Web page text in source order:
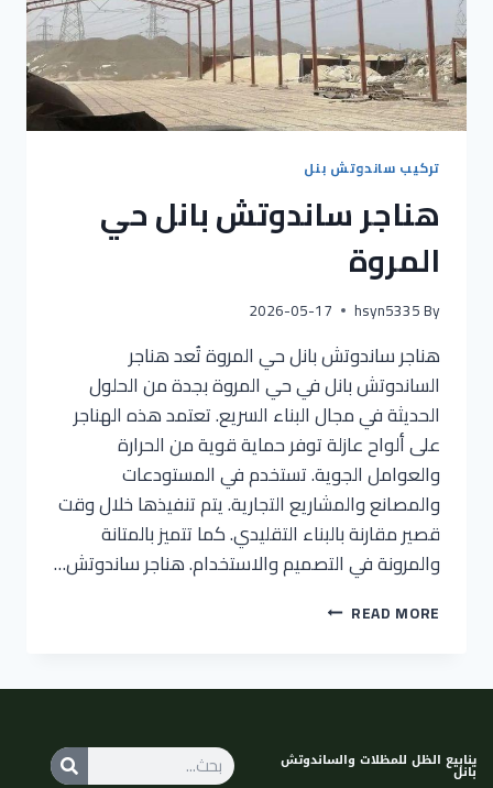
تركيب ساندوتش بنل
هناجر ساندوتش بانل حي
المروة
By
hsyn5335
2026-05-17
هناجر ساندوتش بانل حي المروة تُعد هناجر
الساندوتش بانل في حي المروة بجدة من الحلول
الحديثة في مجال البناء السريع. تعتمد هذه الهناجر
على ألواح عازلة توفر حماية قوية من الحرارة
والعوامل الجوية. تستخدم في المستودعات
والمصانع والمشاريع التجارية. يتم تنفيذها خلال وقت
قصير مقارنة بالبناء التقليدي. كما تتميز بالمتانة
والمرونة في التصميم والاستخدام. هناجر ساندوتش…
READ MORE
ينابيع الظل للمظلات والساندوتش
بانل